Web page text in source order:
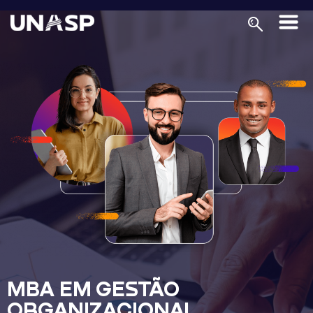
MBA EM GESTÃO